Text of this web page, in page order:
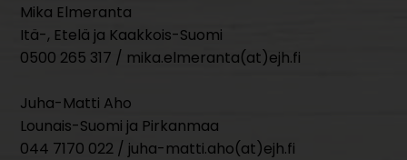
Mika Elmeranta
Itä-, Etelä ja Kaakkois-Suomi
0500 265 317 / mika.elmeranta(at)ejh.fi
Juha-Matti Aho
Lounais-Suomi ja Pirkanmaa
044 7170 022 / juha-matti.aho(at)ejh.fi